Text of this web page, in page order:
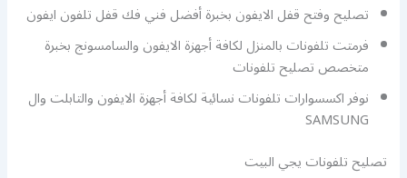
تصليح وفتح قفل الايفون بخبرة أفضل فني فك قفل تلفون ايفون
فرمتت تلفونات بالمنزل لكافة أجهزة الايفون والسامسونج بخبرة
متخصص تصليح تلفونات
نوفر اكسسوارات تلفونات نسائية لكافة أجهزة الايفون والتابلت وال
SAMSUNG
تصليح تلفونات يجي البيت